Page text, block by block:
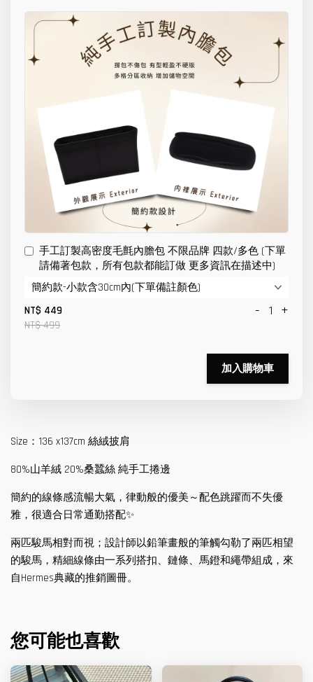
手工訂製高密度毛氈內膽包 不限品牌 四款/多色 (下單
請備著包款，所有包款都能訂做 更多資訊在描述中)
NT$ 449
NT$ 499
- +
加入購物車
Size：136 x137cm 絲絨披肩
80%山羊絨 20%桑蠶絲 純手工捲邊
簡約的線條感流暢大氣，律動般的優美～配色跳躍而不失優
雅，很適合日常通勤搭配✨
兩匹駿馬相對而視；設計師以鉛筆畫般的筆觸勾勒了兩匹相望
的駿馬，精細線條由一系列搭扣、鏈條、馬鐙和繩帶組成，來
自Hermes典藏的推銷圖冊。
您可能也喜歡